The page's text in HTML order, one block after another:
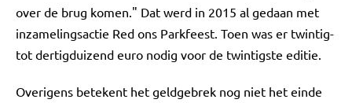
over de brug komen." Dat werd in 2015 al gedaan met
inzamelingsactie Red ons Parkfeest. Toen was er twintig-
tot dertigduizend euro nodig voor de twintigste editie.
Overigens betekent het geldgebrek nog niet het einde